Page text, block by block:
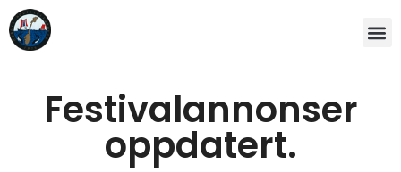
Festivalannonser
oppdatert.